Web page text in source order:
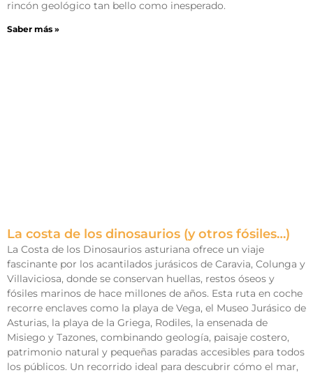
rincón geológico tan bello como inesperado.
Saber más »
La costa de los dinosaurios (y otros fósiles…)
La Costa de los Dinosaurios asturiana ofrece un viaje
fascinante por los acantilados jurásicos de Caravia, Colunga y
Villaviciosa, donde se conservan huellas, restos óseos y
fósiles marinos de hace millones de años. Esta ruta en coche
recorre enclaves como la playa de Vega, el Museo Jurásico de
Asturias, la playa de la Griega, Rodiles, la ensenada de
Misiego y Tazones, combinando geología, paisaje costero,
patrimonio natural y pequeñas paradas accesibles para todos
los públicos. Un recorrido ideal para descubrir cómo el mar,